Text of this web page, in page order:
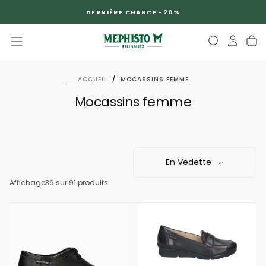
DERNIÈRE CHANCE -20%
ACCUEIL / MOCASSINS FEMME
Mocassins femme
En Vedette
Affichage36 sur 91 produits